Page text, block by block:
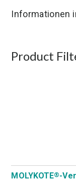
Informationen
Product
MOLYKOTE®-